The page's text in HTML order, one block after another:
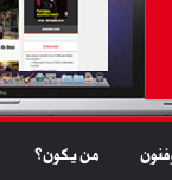
من يكون؟